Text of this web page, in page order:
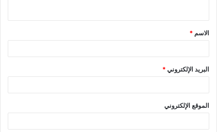
ق
*
الاسم *
البريد الإلكتروني*
الموقع الإلكتروني